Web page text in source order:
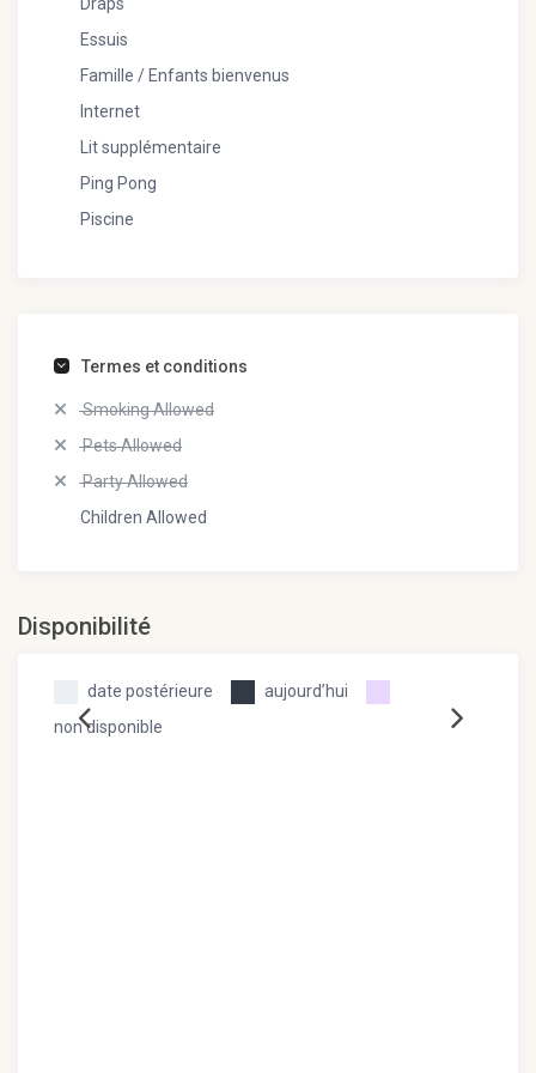
Essuis
Famille / Enfants bienvenus
Internet
Lit supplémentaire
Ping Pong
Piscine
Termes et conditions
Smoking Allowed
Pets Allowed
Party Allowed
Children Allowed
Disponibilité
date postérieure
aujourd’hui
non disponible